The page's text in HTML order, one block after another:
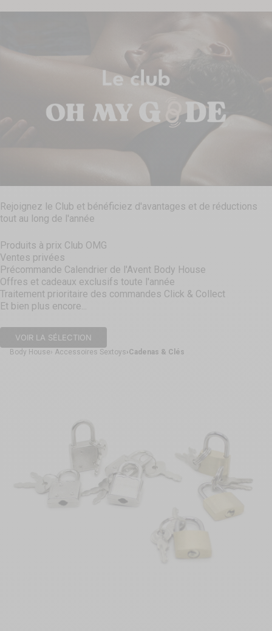
Rejoignez le Club et bénéficiez d'avantages et de réductions
tout au long de l'année
Produits à prix Club OMG
Ventes privées
Précommande Calendrier de l'Avent Body House
Offres et cadeaux exclusifs toute l'année
Traitement prioritaire des commandes Click & Collect
Et bien plus encore...
VOIR LA SÉLECTION
Body House Accessoires Sextoys Cadenas & Clés